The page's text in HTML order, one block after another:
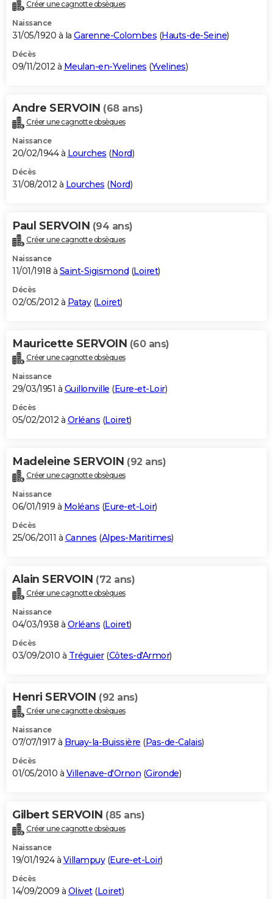
Créer une cagnotte obsèques
Naissance
31/05/1920 à la Garenne-Colombes (Hauts-de-Seine)
Décès
09/11/2012 à Meulan-en-Yvelines (Yvelines)
Andre SERVOIN (68 ans)
Créer une cagnotte obsèques
Naissance
20/02/1944 à Lourches (Nord)
Décès
31/08/2012 à Lourches (Nord)
Paul SERVOIN (94 ans)
Créer une cagnotte obsèques
Naissance
11/01/1918 à Saint-Sigismond (Loiret)
Décès
02/05/2012 à Patay(Loiret)
Mauricette SERVOIN (60 ans)
Créer une cagnotte obsèques
Naissance
29/03/1951 à Guillonville (Eure-et-Loir)
Décès
05/02/2012 à Orléans (Loiret)
Madeleine SERVOIN (92 ans)
Créer une cagnotte obsèques
Naissance
06/01/1919 à Moléans (Eure-et-Loir)
Décès
25/06/2011 à Cannes (Alpes-Maritimes)
Alain SERVOIN (72 ans)
Créer une cagnotte obsèques
Naissance
04/03/1938 à Orléans (Loiret)
Décès
03/09/2010 à Tréguier(Côtes-d'Armor)
Henri SERVOIN (92 ans)
Créer une cagnotte obsèques
Naissance
07/07/1917 à Bruay-la-Buissière (Pas-de-Calais)
Décès
01/05/2010 à Villenave-d'Ornon (Gironde)
Gilbert SERVOIN (85 ans)
Créer une cagnotte obsèques
Naissance
19/01/1924 à Villampuy(Eure-et-Loir)
Décès
14/09/2009 à Olivet(Loiret)